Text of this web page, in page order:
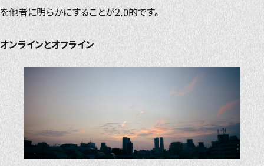
を他者に明らかにすることが2.0的です。
オンラインとオフライン